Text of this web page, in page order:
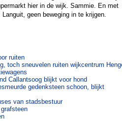
hier in de wijk. Sammie. En met
geen beweging in te krijgen.
ruiten
toch sneuvelen ruiten wijkcentrum
Callantsoog blijkt voor hond
gedenksteen schoon, blijkt
van stadsbestuur